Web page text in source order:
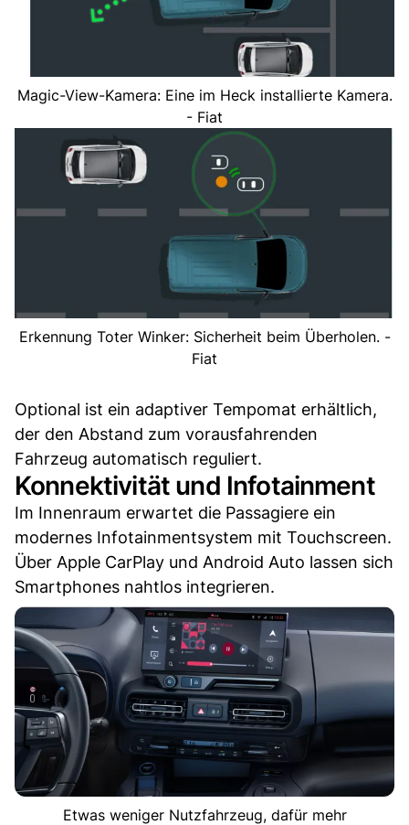
Magic-View-Kamera: Eine im Heck installierte Kamera.
- Fiat
Erkennung Toter Winker: Sicherheit beim Überholen. -
Fiat
Optional ist ein adaptiver Tempomat erhältlich,
der den Abstand zum vorausfahrenden
Fahrzeug automatisch reguliert.
Konnektivität und Infotainment
Im Innenraum erwartet die Passagiere ein
modernes Infotainmentsystem mit Touchscreen.
Über Apple CarPlay und Android Auto lassen sich
Smartphones nahtlos integrieren.
Etwas weniger Nutzfahrzeug, dafür mehr